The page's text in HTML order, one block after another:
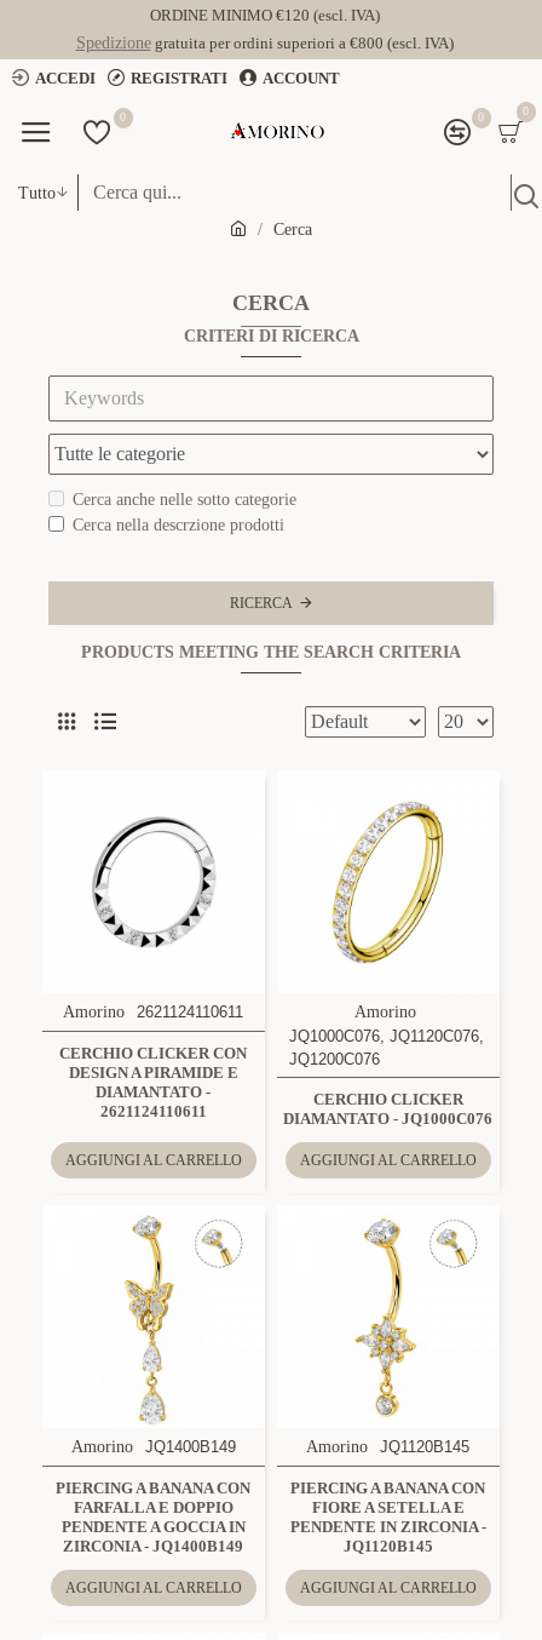
ORDINE MINIMO €120 (escl. IVA)
Spedizionegratuita per ordini superiori a €800 (escl. IVA)
ACCEDI
REGISTRATI ACCOUNT
0 0 0
Tutto
Cerca
CERCA
CRITERI DI RICERCA
Cerca anche nelle sotto categorie
Cerca nella descrzione prodotti
RICERCA
PRODUCTS MEETING THE SEARCH CRITERIA
Amorino 2621124110611
CERCHIO CLICKER CON
DESIGN A PIRAMIDE E
DIAMANTATO -
2621124110611
AGGIUNGI AL CARRELLO
Amorino
JQ1000C076, JQ1120C076,
JQ1200C076
CERCHIO CLICKER
DIAMANTATO - JQ1000C076
AGGIUNGI AL CARRELLO
Amorino JQ1400B149
PIERCING A BANANA CON
FARFALLA E DOPPIO
PENDENTE A GOCCIA IN
ZIRCONIA - JQ1400B149
AGGIUNGI AL CARRELLO
Amorino JQ1120B145
PIERCING A BANANA CON
FIORE A SETELLA E
PENDENTE IN ZIRCONIA -
JQ1120B145
AGGIUNGI AL CARRELLO